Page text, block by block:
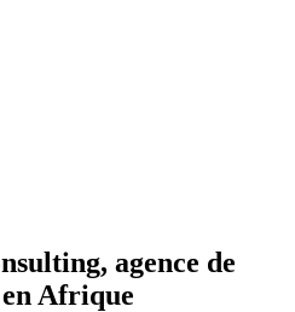
agence de
Afrique